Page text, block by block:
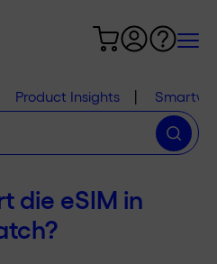
Product Insights |
die eSIM in